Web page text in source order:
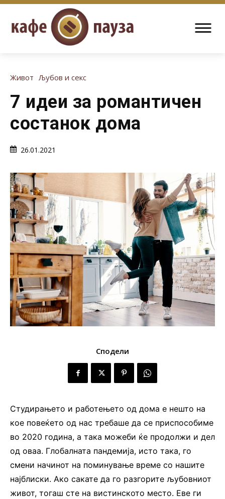
Живот Љубов и секс
7 идеи за романтичен
состанок дома
26.01.2021
Сподели
Студирањето и работењето од дома е нешто на
кое повеќето од нас требаше да се приспособиме
во 2020 година, а така можеби ќе продолжи и дел
од оваа. Глобалната пандемија, исто така, го
смени начинот на поминување време со нашите
најблиски. Ако сакате да го разгорите љубовниот
живот, тогаш сте на вистинското место. Еве ги